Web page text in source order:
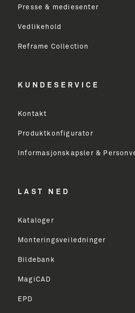
Presse & mediesenter
Vedlikehold
Reframe Collection
KUNDESERVICE
Kontakt
Produktkonfigurator
Informasjonskapsler &
LAST NED
Kataloger
Monteringsveiledninger
Bildebank
MagiCAD
EPD